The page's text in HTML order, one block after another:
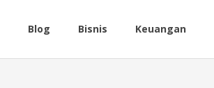
Blog Bisnis Keuangan